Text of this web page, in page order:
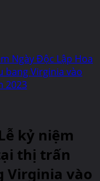
Ngày Độc Lập Hoa
bang Virginia vào
2023
kỷ niệm
thị trấn
Virginia vào